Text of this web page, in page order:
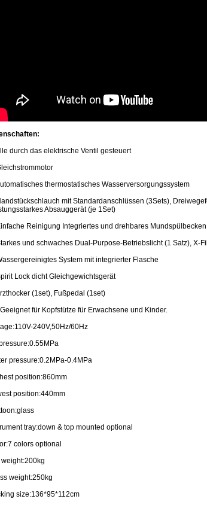
durch das elektrische Ventil gesteuert
thermostatisches Wasserversorgungssystem
mit Standardanschlüssen (3Sets),
Absauggerät (je 1Set)
Reinigung Integriertes und drehbares
und schwaches Dual-Purpose-Betriebslicht (1 Satz), X-
System mit integrierter Flasche
Lock dicht Gleichgewichtsgerät
(1set), Fußpedal (1set)
für Kopfstütze für Erwachsene und Kinder.
240V,50Hz/60Hz
pressure:0.2MPa-0.4MPa
position:860mm
position:440mm
tray:down & top mounted optional
colors optional
weight:200kg
weight:250kg
size:136*95*112cm